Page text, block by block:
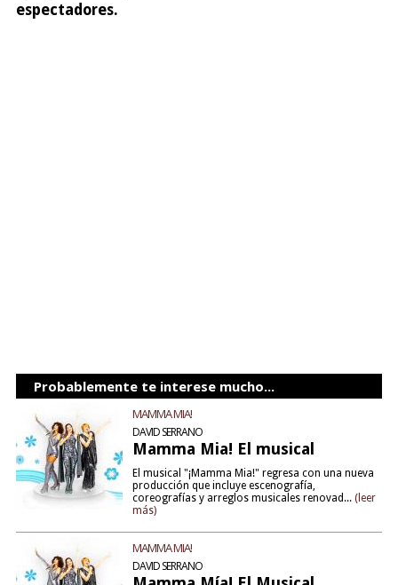
espectadores.
Probablemente te interese mucho...
MAMMA MIA!
DAVID SERRANO
Mamma Mia! El musical
El musical "¡Mamma Mia!" regresa con una nueva
producción que incluye escenografía,
coreografías y arreglos musicales renovad... (leer
más)
MAMMA MIA!
DAVID SERRANO